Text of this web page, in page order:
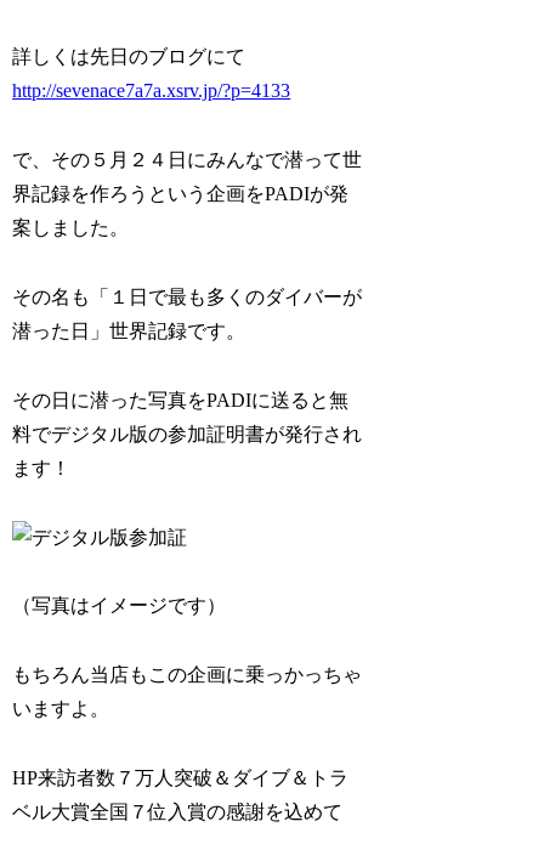
詳しくは先日のブログにて
http://sevenace7a7a.xsrv.jp/?p=4133
で、その５月２４日にみんなで潜って世
界記録を作ろうという企画をPADIが発
案しました。
その名も「１日で最も多くのダイバーが
潜った日」世界記録です。
その日に潜った写真をPADIに送ると無
料でデジタル版の参加証明書が発行され
ます！
（写真はイメージです）
もちろん当店もこの企画に乗っかっちゃ
いますよ。
HP来訪者数７万人突破＆ダイブ＆トラ
ベル大賞全国７位入賞の感謝を込めて